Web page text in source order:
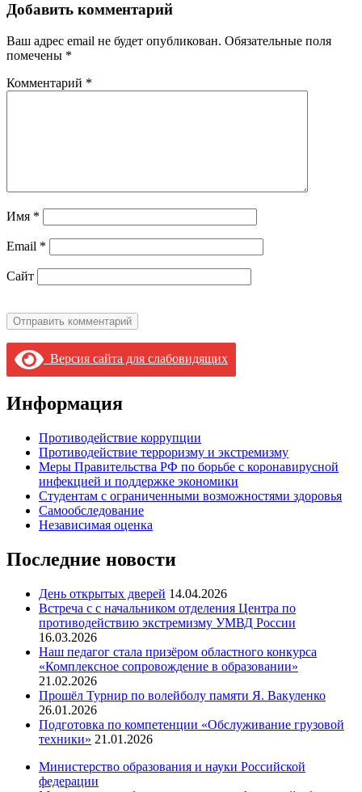
Добавить комментарий
Ваш адрес email не будет опубликован. Обязательные поля
помечены *
Комментарий *
Имя *
Email *
Сайт
Версия сайта для слабовидящих
Информация
Противодействие коррупции
Противодействие терроризму и экстремизму
Меры Правительства РФ по борьбе с коронавирусной
инфекцией и поддержке экономики
Студентам с ограниченными возможностями здоровья
Самообследование
Независимая оценка
Последние новости
День открытых дверей 14.04.2026
Встреча с с начальником отделения Центра по
противодействию экстремизму УМВД России
16.03.2026
Наш педагог стала призёром областного конкурса
«Комплексное сопровождение в образовании»
21.02.2026
Прошёл Турнир по волейболу памяти Я. Вакуленко
26.01.2026
Подготовка по компетенции «Обслуживание грузовой
техники» 21.01.2026
Министерство образования и науки Российской
федерации